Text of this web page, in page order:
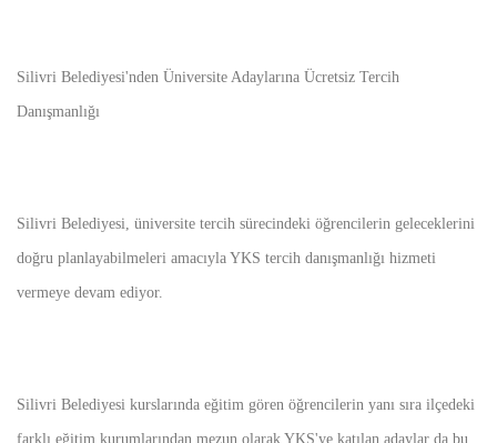
Silivri Belediyesi'nden Üniversite Adaylarına Ücretsiz Tercih
Danışmanlığı
Silivri Belediyesi, üniversite tercih sürecindeki öğrencilerin geleceklerini
doğru planlayabilmeleri amacıyla YKS tercih danışmanlığı hizmeti
vermeye devam ediyor.
Silivri Belediyesi kurslarında eğitim gören öğrencilerin yanı sıra ilçedeki
farklı eğitim kurumlarından mezun olarak YKS'ye katılan adaylar da bu